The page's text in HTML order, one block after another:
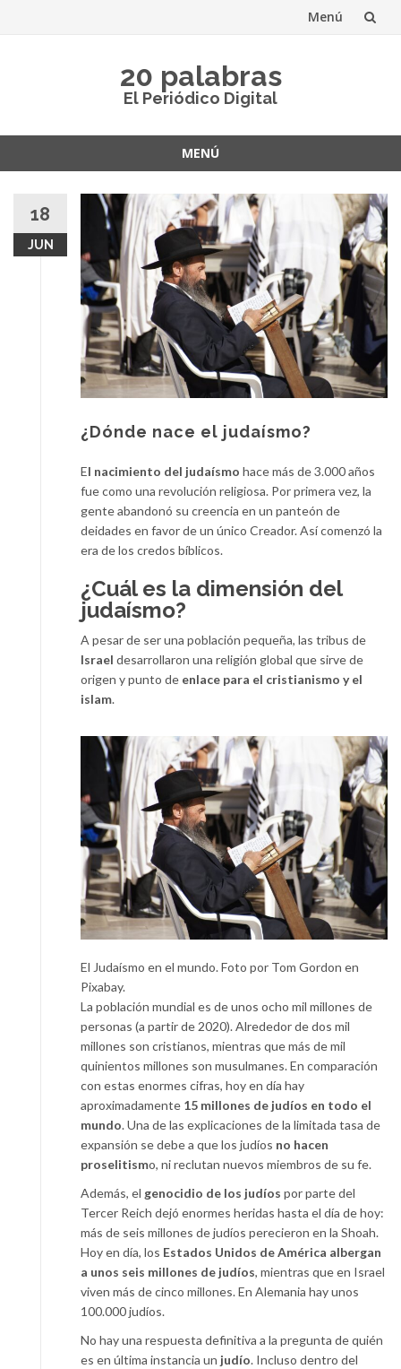
Menú
20 palabras
El Periódico Digital
MENÚ
contenido
18
JUN
¿Dónde nace el judaísmo?
El nacimiento del judaísmo hace más de 3.000 años
fue como una revolución religiosa. Por primera vez, la
gente abandonó su creencia en un panteón de
deidades en favor de un único Creador. Así comenzó la
era de los credos bíblicos.
¿Cuál es la dimensión del
judaísmo?
A pesar de ser una población pequeña, las tribus de
Israel desarrollaron una religión global que sirve de
origen y punto de enlace para el cristianismo y el
islam.
El Judaísmo en el mundo. Foto por Tom Gordon en
Pixabay.
La población mundial es de unos ocho mil millones de
personas (a partir de 2020). Alrededor de dos mil
millones son cristianos, mientras que más de mil
quinientos millones son musulmanes. En comparación
con estas enormes cifras, hoy en día hay
aproximadamente 15 millones de judíos en todo el
mundo. Una de las explicaciones de la limitada tasa de
expansión se debe a que los judíos no hacen
proselitismo, ni reclutan nuevos miembros de su fe.
Además, el genocidio de los judíos por parte del
Tercer Reich dejó enormes heridas hasta el día de hoy:
más de seis millones de judíos perecieron en la Shoah.
Hoy en día, los Estados Unidos de América albergan
a unos seis millones de judíos, mientras que en Israel
viven más de cinco millones. En Alemania hay unos
100.000 judíos.
No hay una respuesta definitiva a la pregunta de quién
es en última instancia un judío. Incluso dentro del